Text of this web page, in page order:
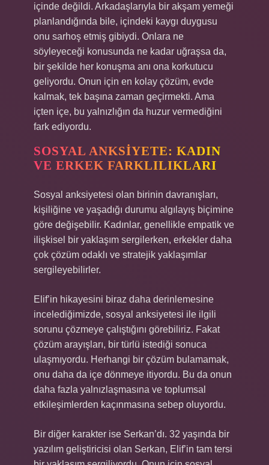
içinde değildi. Arkadaşlarıyla bir akşam yemeği
planlandığında bile, içindeki kaygı duygusu
onu sarhoş etmiş gibiydi. Onlara ne
söyleyeceği konusunda ne kadar uğraşsa da,
bir şekilde her konuşma anı ona korkutucu
geliyordu. Onun için en kolay çözüm, evde
kalmak, tek başına zaman geçirmekti. Ama
içten içe, bu yalnızlığın da huzur vermediğini
fark ediyordu.
SOSYAL ANKSIYETE: KADIN
VE ERKEK FARKLILIKLARI
Sosyal anksiyetesi olan birinin davranışları,
kişiliğine ve yaşadığı durumu algılayış biçimine
göre değişebilir. Kadınlar, genellikle empatik ve
ilişkisel bir yaklaşım sergilerken, erkekler daha
çok çözüm odaklı ve stratejik yaklaşımlar
sergileyebilirler.
Elif’in hikayesini biraz daha derinlemesine
incelediğimizde, sosyal anksiyetesi ile ilgili
sorunu çözmeye çalıştığını görebiliriz. Fakat
çözüm arayışları, bir türlü istediği sonuca
ulaşmıyordu. Herhangi bir çözüm bulamamak,
onu daha da içe dönmeye itiyordu. Bu da onun
daha fazla yalnızlaşmasına ve toplumsal
etkileşimlerden kaçınmasına sebep oluyordu.
Bir diğer karakter ise Serkan’dı. 32 yaşında bir
yazılım geliştiricisi olan Serkan, Elif’in tam tersi